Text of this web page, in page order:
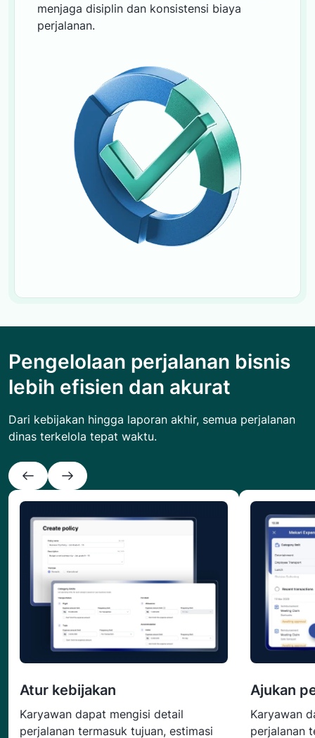
menjaga disiplin dan konsistensi biaya
perjalanan.
Pengelolaan perjalanan bisnis
lebih efisien dan akurat
Dari kebijakan hingga laporan akhir, semua perjalanan
dinas terkelola tepat waktu.
Atur kebijakan
Karyawan dapat mengisi detail
perjalanan termasuk tujuan, estimasi
Ajukan
Karyawan
perjalanan